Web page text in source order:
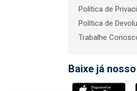
Política de
Política de
Trabalhe
Baixe já